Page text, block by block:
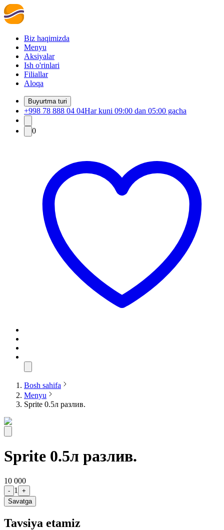
Biz haqimizda
Menyu
Aksiyalar
Ish o'rinlari
Filiallar
Aloqa
Buyurtma turi
+998 78 888 04 04Har kuni 09:00 dan 05:00 gacha
0
Bosh sahifa
Menyu
Sprite 0.5л разлив.
Sprite 0.5л разлив.
10 000
- 1
+
Savatga
Tavsiya etamiz